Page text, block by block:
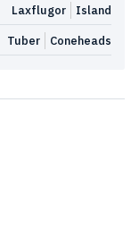
Island
Laxflugor
Coneheads
Tuber